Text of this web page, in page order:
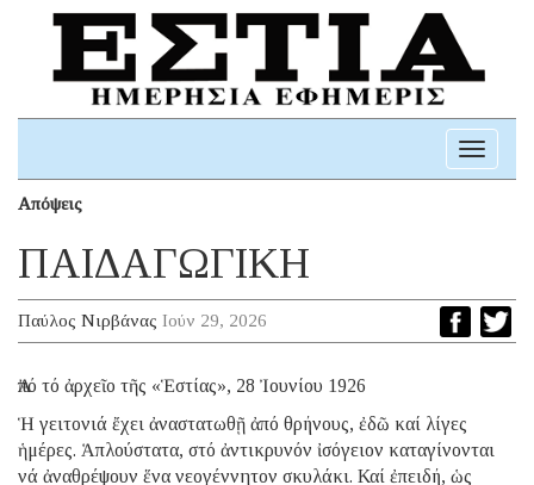
Toggle
Απόψεις
ΠΑΙΔΑΓΩΓΙΚΗ
Παύλος Νιρβάνας Ιούν 29, 2026
Ἀπό τό ἀρχεῖο τῆς «Ἑστίας», 28 Ἰουνίου 1926
Ἡ γειτονιά ἔχει ἀναστατωθῇ ἀπό θρήνους, ἐδῶ καί λίγες
ἡμέρες. Ἁπλούστατα, στό ἀντικρυνόν ἰσόγειον καταγίνονται
νά ἀναθρέψουν ἕνα νεογέννητον σκυλάκι. Καί ἐπειδή, ὡς